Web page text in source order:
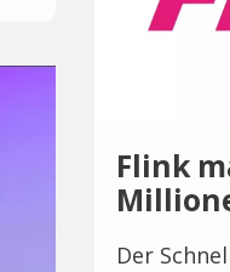
Flink
Der